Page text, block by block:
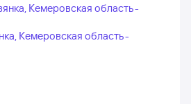
Кемеровская область -
Кемеровская область -